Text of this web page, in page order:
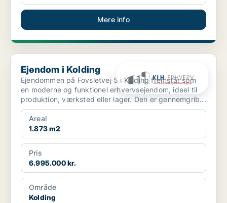
Mere info
Ejendom i Kolding
Ejendom i Kolding
Ejendommen på Fovsletvej 5 i Kolding fremstår som
en moderne og funktionel erhvervsejendom, ideel til
produktion, værksted eller lager. Den er gennemgrib...
Areal
1.873 m2
Pris
6.995.000 kr.
Område
Kolding